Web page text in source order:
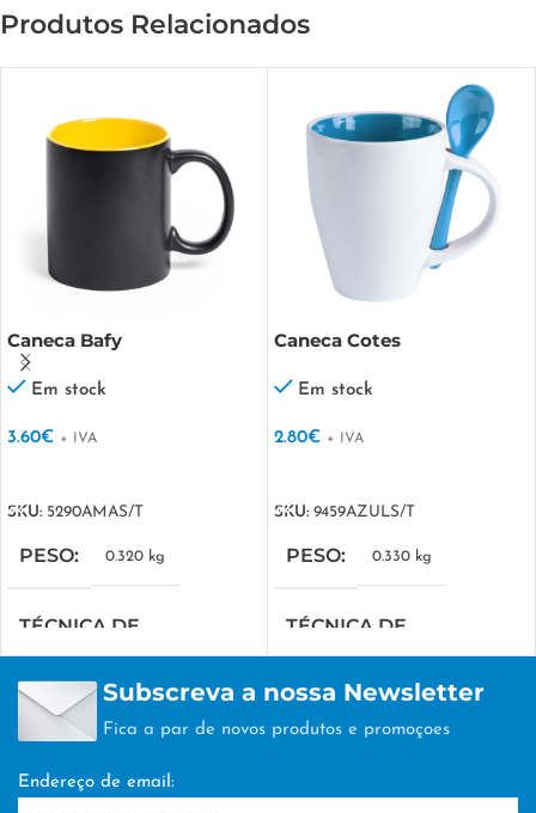
Produtos Relacionados
Caneca Bafy
Em stock
3.60€ + IVA
SKU: 5290AMAS/T
PESO 0.320 kg
TÉCNICA DE
PERSONALIZAÇÃO
DTF/Serigrafia
Caneca Cotes
Em stock
2.80€ + IVA
SKU: 9459AZULS/T
PESO 0.330 kg
TÉCNICA DE
PERSONALIZAÇÃO
Subscreva a nossa Newsletter
Fica a par de novos produtos e promoçoes
Endereço de email: